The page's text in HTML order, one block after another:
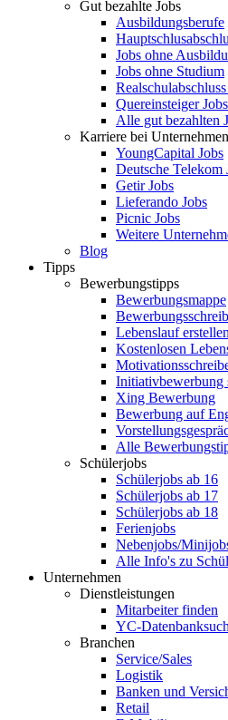
Gut bezahlte Jobs
Ausbildungsberufe
Jobs ohne
Jobs ohne Studium
Quereinsteiger Jobs
Alle gut bezahlten
Karriere bei Unternehmen
YoungCapital Jobs
Deutsche Telekom
Getir Jobs
Lieferando Jobs
Picnic Jobs
Weitere
Blog
Tipps
Bewerbungstipps
Bewerbungsmappe
Lebenslauf erstellen
Kostenlosen
Initiativbewerbung
Xing Bewerbung
Bewerbung auf
Alle
Schülerjobs
Schülerjobs ab 16
Schülerjobs ab 17
Schülerjobs ab 18
Ferienjobs
Nebenjobs/
Alle Info's zu
Unternehmen
Dienstleistungen
Mitarbeiter finden
YC-
Branchen
Service/Sales
Logistik
Banken und
Retail